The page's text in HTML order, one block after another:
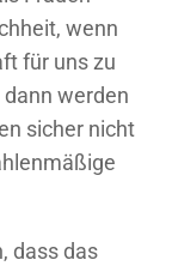
wenn
für uns zu
werden
sicher nicht
dass das